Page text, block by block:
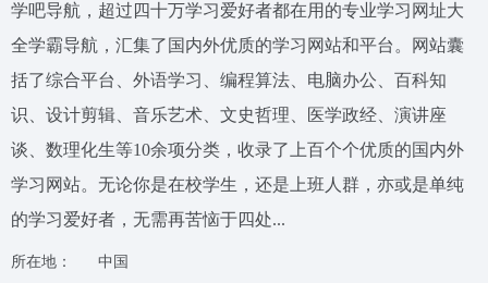
学吧导航，超过四十万学习爱好者都在用的专业学习网址大
全学霸导航，汇集了国内外优质的学习网站和平台。网站囊
括了综合平台、外语学习、编程算法、电脑办公、百科知
识、设计剪辑、音乐艺术、文史哲理、医学政经、演讲座
谈、数理化生等10余项分类，收录了上百个个优质的国内外
学习网站。无论你是在校学生，还是上班人群，亦或是单纯
的学习爱好者，无需再苦恼于四处...
所在地：
中国